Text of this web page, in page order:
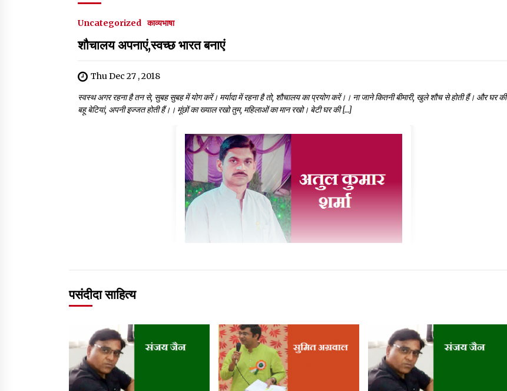
Uncategorized काव्यभाषा
शौचालय अपनाएं,स्वच्छ भारत बनाएं
Thu Dec 27 , 2018
स्वस्थ अगर रहना है तन से, सुबह सुबह में योग करें। मर्यादा में रहना है तो, शौचालय का प्रयोग करें।। ना जाने कितनी बीमारी, खुले शौच से होती हैं। और घर की
बहू बेटियां, अपनी इज्जत होती हैं।। मूंछों का ख्याल रखो तुम, महिलाओं का मान रखो। बेटी घर की […]
पसंदीदा साहित्य